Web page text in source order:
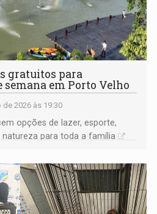
gratuitos para
em Porto Velho
2026 às 19:30
opções de lazer, esporte,
para toda a família